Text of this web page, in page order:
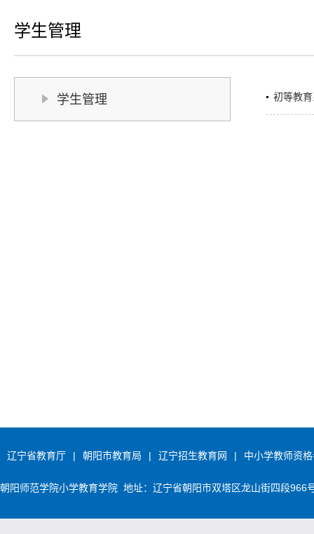
学生管理
学生管理 初等教
辽宁省教育厅 | 朝阳市教育局 | 辽宁招生教育网 | 中小学教师资
朝阳师范学院小学教育学院 地址：辽宁省朝阳市双塔区龙山街四段966